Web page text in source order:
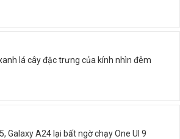
lá cây đặc trưng của kính nhìn đêm
Galaxy A24 lại bất ngờ chạy One UI 9